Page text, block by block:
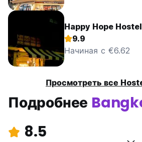
Happy Hope
9.9
Начиная с €6.62
Просмотреть все
Подробнее
8.5